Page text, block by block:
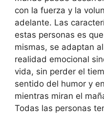
con la fuerza y la
adelante. Las
estas personas es
mismas, se adaptan
realidad emocional
vida, sin perder el
sentido del humor y
mientras miran el
Todas las personas